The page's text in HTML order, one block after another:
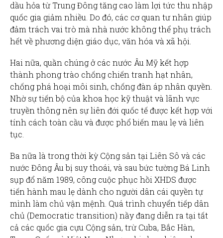
dầu hỏa từ Trung Đông tăng cao làm lợi tức thu nhập
quốc gia giảm nhiều. Do đó, các cơ quan tư nhân giúp
đảm trách vai trò mà nhà nước không thể phụ trách
hết về phương diện giáo dục, văn hóa và xã hội.
Hai nữa, quần chúng ở các nước Âu Mỹ kết hợp
thành phong trào chống chiến tranh hạt nhân,
chống phá hoại môi sinh, chống đàn áp nhân quyền.
Nhờ sự tiến bộ của khoa học kỹ thuật và lãnh vực
truyền thông nên sự liên đới quốc tế được kết hợp với
tính cách toàn cầu và được phổ biến mau lẹ và liên
tục.
Ba nữa là trong thời kỳ Cộng sản tại Liên Sô và các
nước Đông Âu bị suy thoái, và sau bức tường Bá Linh
sụp đổ năm 1989, công cuộc phục hồi XHDS được
tiến hành mau lẹ dành cho người dân cái quyền tự
mình làm chủ vận mệnh. Quá trình chuyển tiếp dân
chủ (Democratic transition) nầy đang diễn ra tại tất
cả các quốc gia cựu Cộng sản, trừ Cuba, Bắc Hàn,